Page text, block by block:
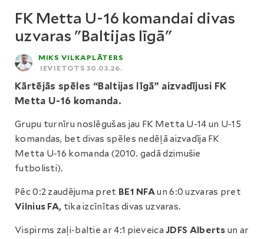
FK Metta U-16 komandai divas
uzvaras "Baltijas līgā"
MIKS VILKAPLĀTERS
IEVIETOTS 30.03.26.
Kārtējās spēles “Baltijas līgā” aizvadījusi FK
Metta U-16 komanda.
Grupu turnīru noslēgušas jau FK Metta U-14 un U-15
komandas, bet divas spēles nedēļā aizvadīja FK
Metta U-16 komanda (2010. gadā dzimušie
futbolisti).
Pēc 0:2 zaudējuma pret BE1 NFAun 6:0 uzvaras pret
Vilnius FA, tika izcīnītas divas uzvaras.
Vispirms zaļi-baltie ar 4:1 pieveicaJDFS Albertsun ar